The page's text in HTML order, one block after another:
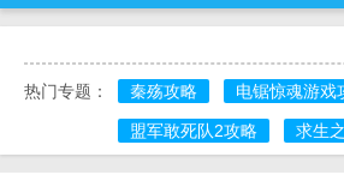
热门专题： 秦殇攻略 电锯惊魂游戏
盟军敢死队2攻略 求生